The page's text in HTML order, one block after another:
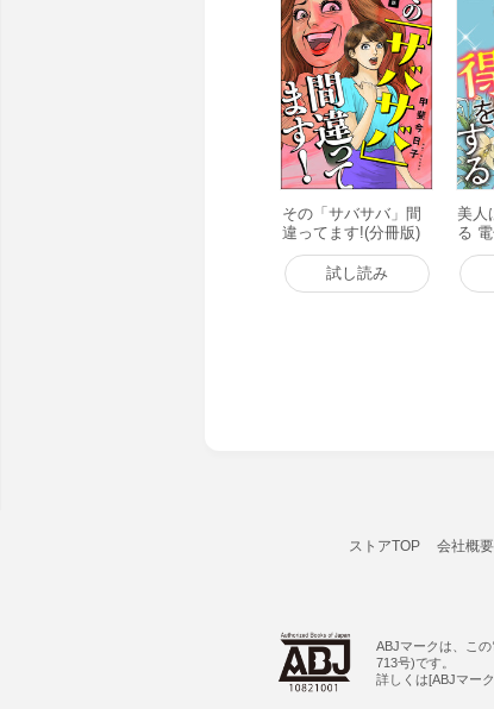
その「サバサバ」間
違ってます!(分冊版)
【第1話】 電子書籍
版
試し読み
美人
る
ストアTOP 会社概要
ABJマークは、こ
713号)です。
詳しくは[ABJマー